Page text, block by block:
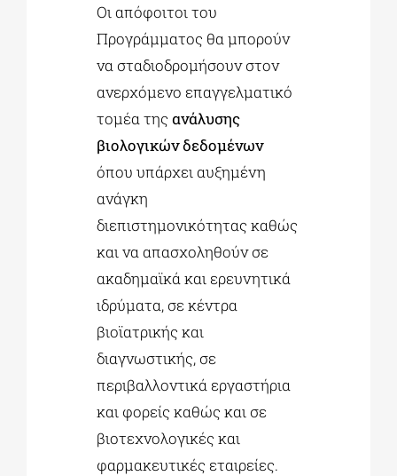
Οι απόφοιτοι του
Προγράμματος θα μπορούν
να σταδιοδρομήσουν στον
ανερχόμενο επαγγελματικό
τομέα τηςανάλυσης
βιολογικών δεδομένων
όπου υπάρχει αυξημένη
ανάγκη
διεπιστημονικότητας καθώς
και να απασχοληθούν σε
ακαδημαϊκά και ερευνητικά
ιδρύματα, σε κέντρα
βιοϊατρικής και
διαγνωστικής, σε
περιβαλλοντικά εργαστήρια
και φορείς καθώς και σε
βιοτεχνολογικές και
φαρμακευτικές εταιρείες.